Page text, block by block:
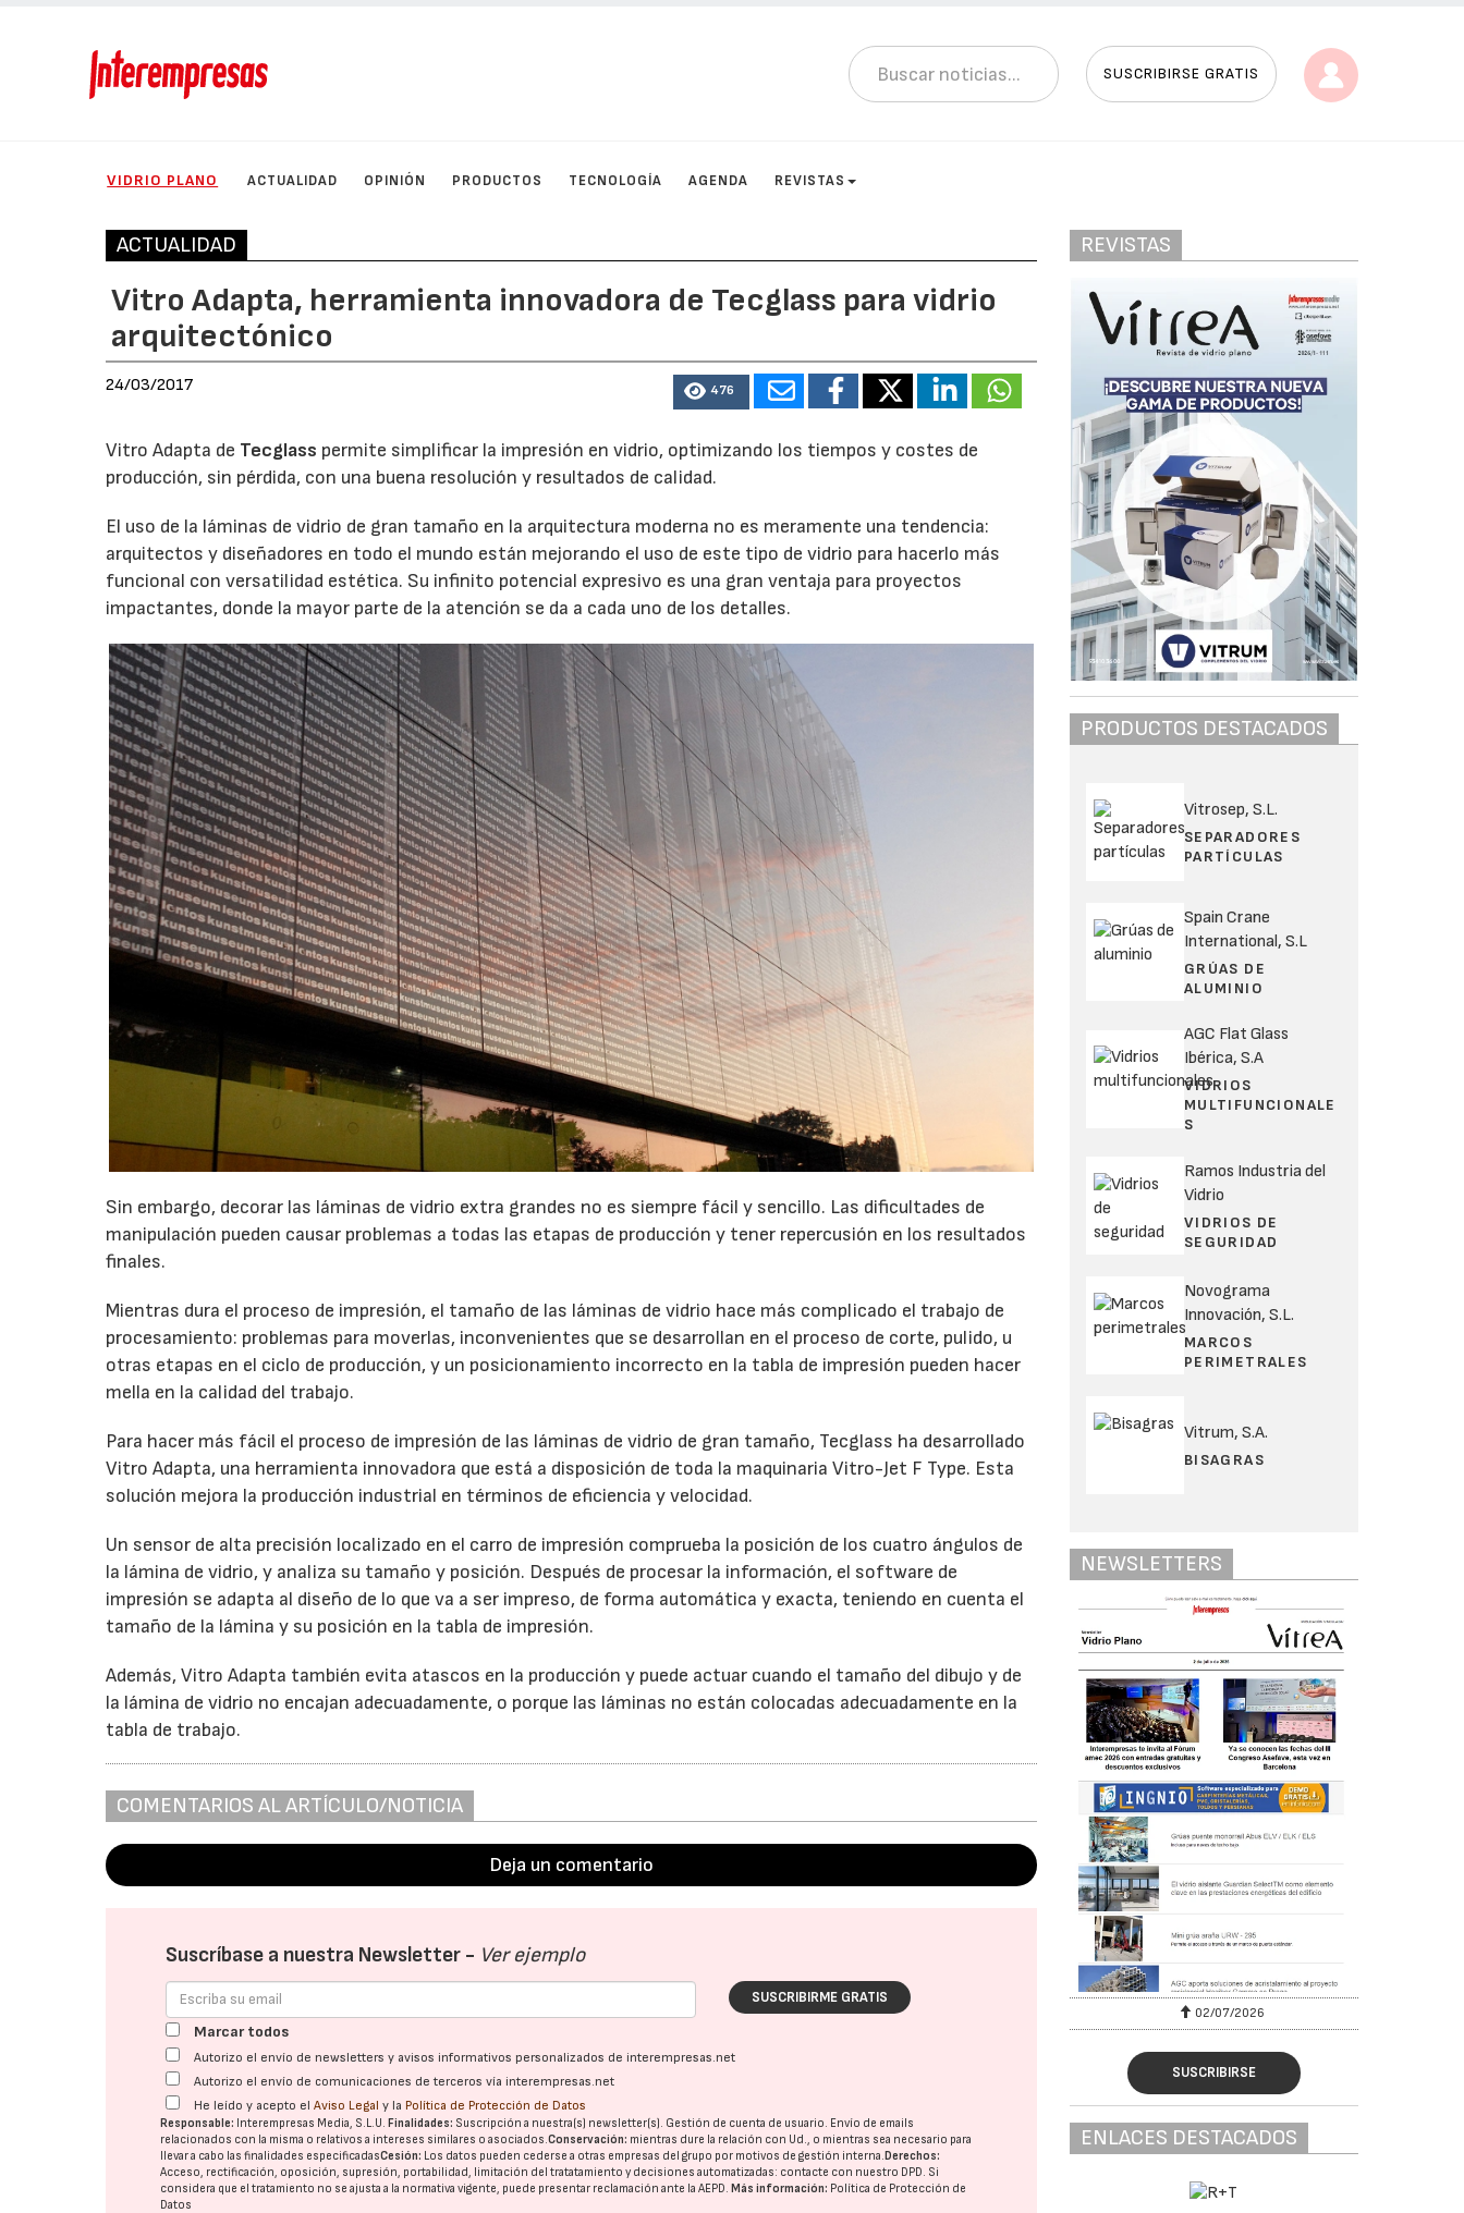
SUSCRIBIRSE GRATIS
VIDRIO PLANO ACTUALIDAD OPINIÓN PRODUCTOS TECNOLOGÍA AGENDA REVISTAS
ACTUALIDAD
Vitro Adapta, herramienta innovadora de Tecglass para vidrio
arquitectónico
24/03/2017 476
Vitro Adapta de Tecglass permite simplificar la impresión en vidrio, optimizando los tiempos y costes de
producción, sin pérdida, con una buena resolución y resultados de calidad.
El uso de la láminas de vidrio de gran tamaño en la arquitectura moderna no es meramente una tendencia:
arquitectos y diseñadores en todo el mundo están mejorando el uso de este tipo de vidrio para hacerlo más
funcional con versatilidad estética. Su infinito potencial expresivo es una gran ventaja para proyectos
impactantes, donde la mayor parte de la atención se da a cada uno de los detalles.
Sin embargo, decorar las láminas de vidrio extra grandes no es siempre fácil y sencillo. Las dificultades de
manipulación pueden causar problemas a todas las etapas de producción y tener repercusión en los resultados
finales.
Mientras dura el proceso de impresión, el tamaño de las láminas de vidrio hace más complicado el trabajo de
procesamiento: problemas para moverlas, inconvenientes que se desarrollan en el proceso de corte, pulido, u
otras etapas en el ciclo de producción, y un posicionamiento incorrecto en la tabla de impresión pueden hacer
mella en la calidad del trabajo.
Para hacer más fácil el proceso de impresión de las láminas de vidrio de gran tamaño, Tecglass ha desarrollado
Vitro Adapta, una herramienta innovadora que está a disposición de toda la maquinaria Vitro-Jet F Type. Esta
solución mejora la producción industrial en términos de eficiencia y velocidad.
Un sensor de alta precisión localizado en el carro de impresión comprueba la posición de los cuatro ángulos de
la lámina de vidrio, y analiza su tamaño y posición. Después de procesar la información, el software de
impresión se adapta al diseño de lo que va a ser impreso, de forma automática y exacta, teniendo en cuenta el
tamaño de la lámina y su posición en la tabla de impresión.
Además, Vitro Adapta también evita atascos en la producción y puede actuar cuando el tamaño del dibujo y de
la lámina de vidrio no encajan adecuadamente, o porque las láminas no están colocadas adecuadamente en la
tabla de trabajo.
COMENTARIOS AL ARTÍCULO/NOTICIA
Deja un comentario
Suscríbase a nuestra Newsletter - Ver ejemplo
SUSCRIBIRME GRATIS
Marcar todos
Autorizo el envío de newsletters y avisos informativos personalizados de interempresas.net
Autorizo el envío de comunicaciones de terceros vía interempresas.net
He leído y acepto elAviso Legal y la Política de Protección de Datos
Responsable: Interempresas Media, S.L.U.Finalidades: Suscripción a nuestra(s) newsletter(s). Gestión de cuenta de usuario. Envío de emails
relacionados con la misma o relativos a intereses similares o asociados.Conservación: mientras dure la relación con Ud., o mientras sea necesario para
llevar a cabo las finalidades especificadasCesión: Los datos pueden cederse a otras empresas del grupo por motivos de gestión interna.Derechos:
Acceso, rectificación, oposición, supresión, portabilidad, limitación del tratatamiento y decisiones automatizadas: contacte con nuestro DPD. Si
considera que el tratamiento no se ajusta a la normativa vigente, puede presentar reclamación ante laAEPD.Más información: Política de Protección de
Datos
REVISTAS
PRODUCTOS DESTACADOS
Vitrosep, S.L.
SEPARADORES
PARTÍCULAS
Spain Crane
International, S.L
GRÚAS DE
ALUMINIO
AGC Flat Glass
Ibérica, S.A
VIDRIOS
MULTIFUNCIONALE
S
Ramos Industria del
Vidrio
VIDRIOS DE
SEGURIDAD
Novograma
Innovación, S.L.
MARCOS
PERIMETRALES
Vitrum, S.A.
BISAGRAS
NEWSLETTERS
16/07/2026 02/07/2026
SUSCRIBIRSE
ENLACES DESTACADOS